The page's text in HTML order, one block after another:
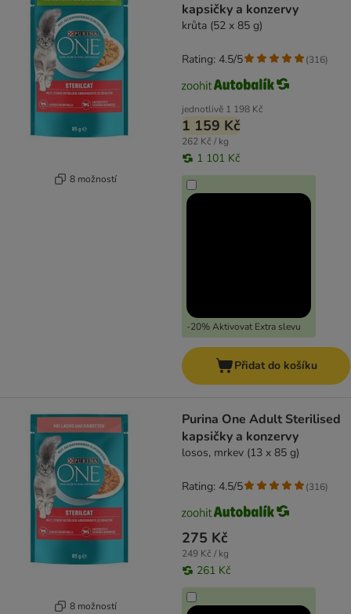
8 možností
kapsičky a konzervy
krůta (52 x 85 g)
jednotlivě 1 198 Kč
1 159 Kč
262 Kč / kg
1 101 Kč
-20% Aktivovat Extra slevu
Rating: 4.5/5 (316)
Přidat do košíku
8 možností
Purina One Adult Sterilised
kapsičky a konzervy
losos, mrkev (13 x 85 g)
275 Kč
249 Kč / kg
261 Kč
Rating: 4.5/5 (316)